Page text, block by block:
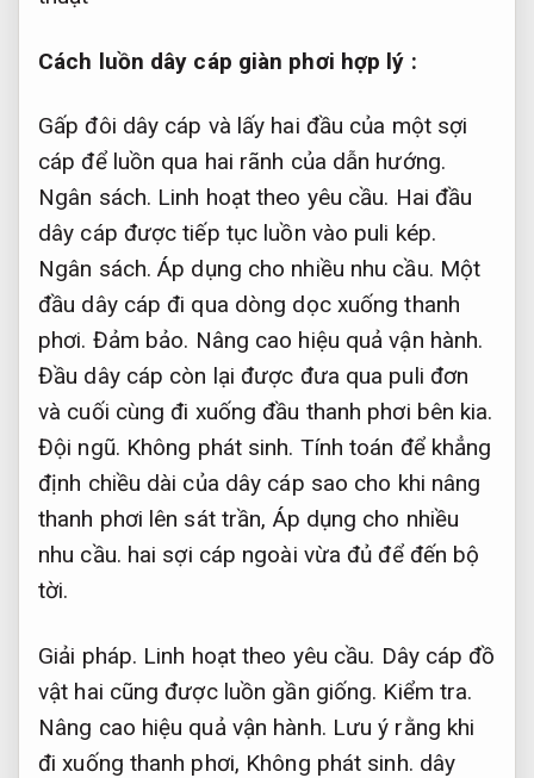
Cách luồn dây cáp giàn phơi hợp lý :
Gấp đôi dây cáp và lấy hai đầu của một sợi
cáp để luồn qua hai rãnh của dẫn hướng.
Ngân sách. Linh hoạt theo yêu cầu. Hai đầu
dây cáp được tiếp tục luồn vào puli kép.
Ngân sách. Áp dụng cho nhiều nhu cầu. Một
đầu dây cáp đi qua dòng dọc xuống thanh
phơi. Đảm bảo. Nâng cao hiệu quả vận hành.
Đầu dây cáp còn lại được đưa qua puli đơn
và cuối cùng đi xuống đầu thanh phơi bên kia.
Đội ngũ. Không phát sinh. Tính toán để khẳng
định chiều dài của dây cáp sao cho khi nâng
thanh phơi lên sát trần, Áp dụng cho nhiều
nhu cầu. hai sợi cáp ngoài vừa đủ để đến bộ
tời.
Giải pháp. Linh hoạt theo yêu cầu. Dây cáp đồ
vật hai cũng được luồn gần giống. Kiểm tra.
Nâng cao hiệu quả vận hành. Lưu ý rằng khi
đi xuống thanh phơi, Không phát sinh. dây